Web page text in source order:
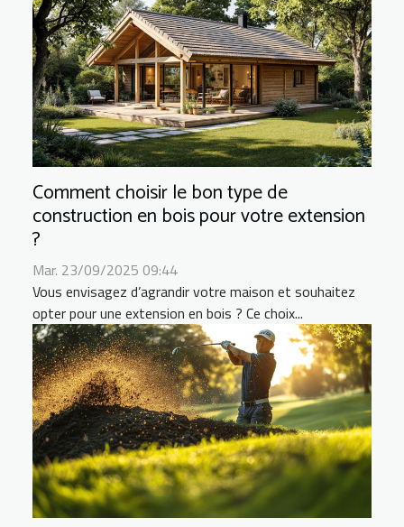
Comment choisir le bon type de
construction en bois pour votre extension
?
Mar. 23/09/2025 09:44
Vous envisagez d’agrandir votre maison et souhaitez
opter pour une extension en bois ? Ce choix...